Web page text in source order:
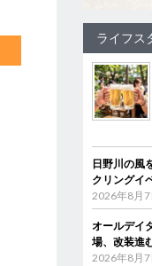
ライフス
日野川の風
クリングイ
2026年8月7
オールデイ
場、改装進
2026年8月7